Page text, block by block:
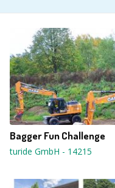
Bagger Fun Challenge
turide GmbH - 14215